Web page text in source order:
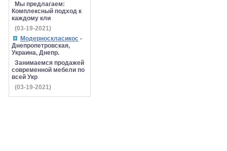
Мы предлагаем:
Комплексный подход к
каждому кли
(03-19-2021)
Модерноскласикос -
Днепропетровская,
Украина, Днепр.
Занимаемся продажей
современной мебели по
всей Укр
(03-19-2021)